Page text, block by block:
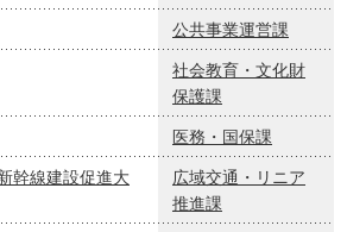
公共事業運営課
社会教育・文化財
保護課
医務・国保課
幹線建設促進大
広域交通・リニア
推進課